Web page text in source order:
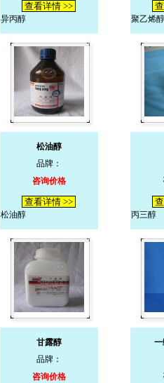
查看详情 >>
异丙醇 聚乙烯醇
松油醇
品牌：
咨询价格
查看详情 >>
松油醇 丙三醇
甘露醇
品牌：
咨询价格